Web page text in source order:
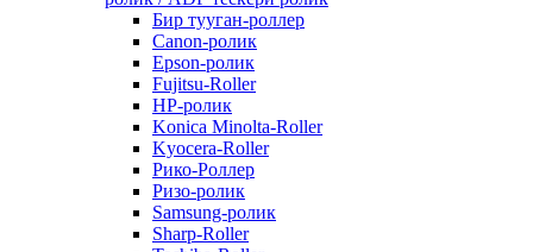
Бир тууган-роллер
Canon-ролик
Epson-ролик
Fujitsu-Roller
HP-ролик
Konica Minolta-Roller
Kyocera-Roller
Рико-Роллер
Ризо-ролик
Samsung-ролик
Sharp-Roller